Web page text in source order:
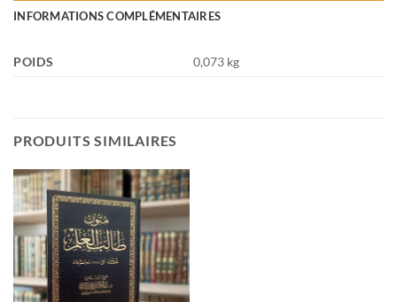
INFORMATIONS COMPLÉMENTAIRES
POIDS 0,073 kg
PRODUITS SIMILAIRES